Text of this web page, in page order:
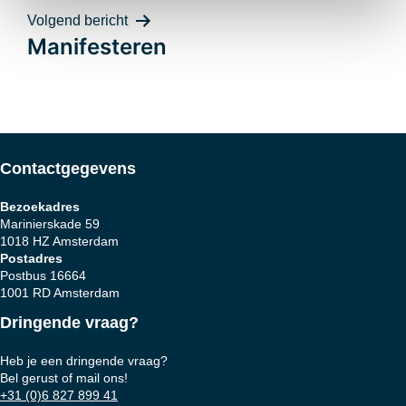
navigatie
Volgend bericht
Manifesteren
Contactgegevens
Bezoekadres
Marinierskade 59
1018 HZ Amsterdam
Postadres
Postbus 16664
1001 RD Amsterdam
Dringende vraag?
Heb je een dringende vraag?
Bel gerust of mail ons!
+31 (0)6 827 899 41